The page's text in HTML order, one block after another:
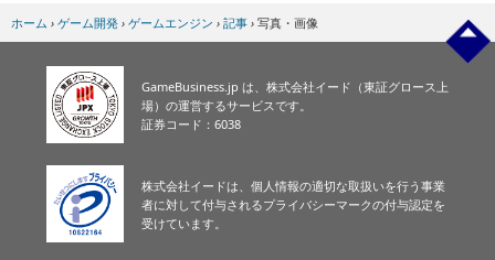
ホーム › ゲーム開発 › ゲームエンジン › 記事 › 写真・画像
GameBusiness.jp は、株式会社イード（東証グロース上
場）の運営するサービスです。
証券コード：6038
株式会社イードは、個人情報の適切な取扱いを行う事業
者に対して付与されるプライバシーマークの付与認定を
受けています。